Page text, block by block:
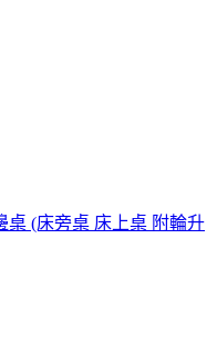
桌 (床旁桌 床上桌 附輪升